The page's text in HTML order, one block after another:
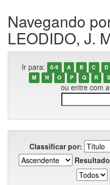
Navegando
LEODIDO, J.
Ir para: 0-9 A B C D
M
N O P Q R S
ou entre com
Classificar por: